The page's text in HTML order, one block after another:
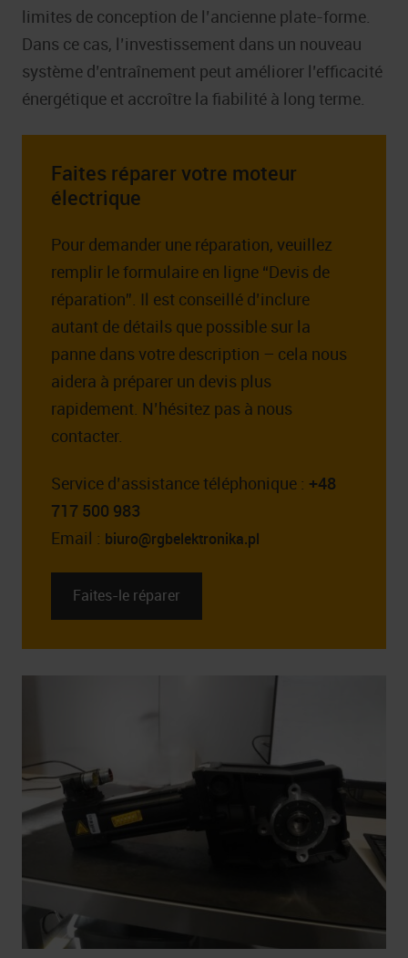
limites de conception de l’ancienne plate-forme.
Dans ce cas, l’investissement dans un nouveau
système d’entraînement peut améliorer l’efficacité
énergétique et accroître la fiabilité à long terme.
Faites réparer votre moteur
électrique
Pour demander une réparation, veuillez
remplir le formulaire en ligne “Devis de
réparation”. Il est conseillé d’inclure
autant de détails que possible sur la
panne dans votre description – cela nous
aidera à préparer un devis plus
rapidement. N’hésitez pas à nous
contacter.
Service d’assistance téléphonique : +48
717 500 983
Email : biuro@rgbelektronika.pl
Faites-le réparer